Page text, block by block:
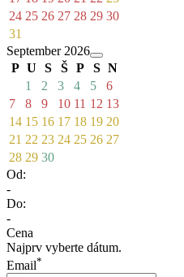
24 25 26 27 28 29 30
31
September 2026
P U S Š P S N
1
2 3 4 5
6
7
8 9 10 11 12 13
14 15 16 17 18 19 20
21 22 23 24 25 26 27
28 29 30
Od:
-
Do:
-
Cena
Najprv vyberte dátum.
Email*